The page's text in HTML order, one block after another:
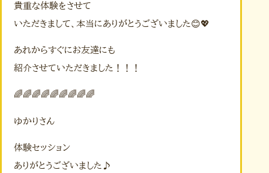
貴重な体験をさせて
いただきまして、本当にありがとうございました😊💖
あれからすぐにお友達にも
紹介させていただきました！！！
🌈🌈🌈🌈🌈🌈🌈🌈🌈
ゆかりさん
体験セッション
ありがとうございました♪